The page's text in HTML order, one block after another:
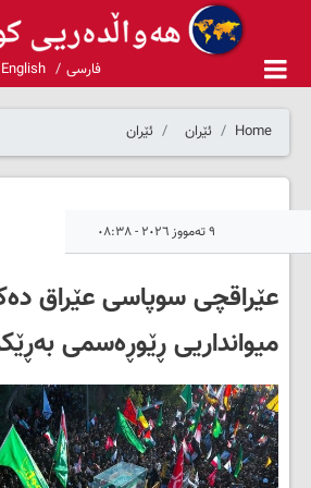
فارسی English
Home ئێران ئێران
٩ تەمووز ٢٠٢٦ - ٠٨:٣٨
عێراقچی سوپاسی عێراق
میوانداریی ڕێوڕەسمی